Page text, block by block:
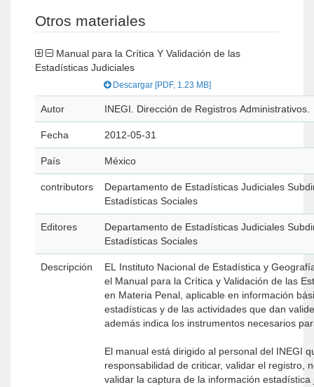
Otros materiales
Estadísticas Judiciales
Descargar [PDF, 1.23 MB]
Autor INEGI. Dirección de Registros Administrativos.
Fecha 2012-05-31
País México
contributors
Departamento de Estadísticas Judiciales
Estadísticas Sociales
Editores
Departamento de Estadísticas Judiciales
Estadísticas Sociales
Descripción
EL Instituto Nacional de Estadística y
el Manual para la Crítica y Validación de las
en Materia Penal, aplicable en información
estadísticas y de las actividades que dan
además indica los instrumentos necesarios
El manual está dirigido al personal del INEGI
responsabilidad de criticar, validar el registro,
validar la captura de la información estadística